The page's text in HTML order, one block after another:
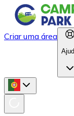
Criar uma área